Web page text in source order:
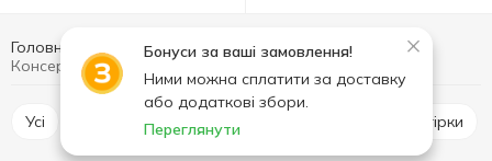
Бонуси за ваші замовлення!
Ними можна сплатити за доставку
або додаткові збори.
Переглянути
Головна Консерви
Овочева консервація
Консервована кукурудза
Усі Консервована кукурудза Консервовані огірки